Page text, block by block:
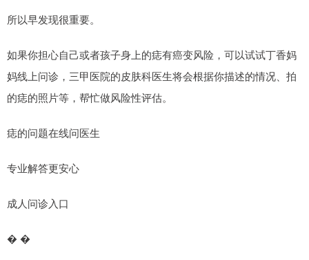
所以早发现很重要。
如果你担心自己或者孩子身上的痣有癌变风险，可以试试丁香妈
妈线上问诊，三甲医院的皮肤科医生将会根据你描述的情况、拍
的痣的照片等，帮忙做风险性评估。
痣的问题在线问医生
专业解答更安心
成人问诊入口
� �